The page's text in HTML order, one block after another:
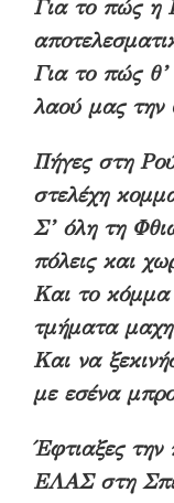
Για το πώς η
Για το πώς θ’
λαού μας την
Πήγες στη
στελέχη
Σ’ όλη τη
πόλεις και
Και το κόμμα
τμήματα
Και να
με εσένα
Έφτιαξες
ΕΛΑΣ στη